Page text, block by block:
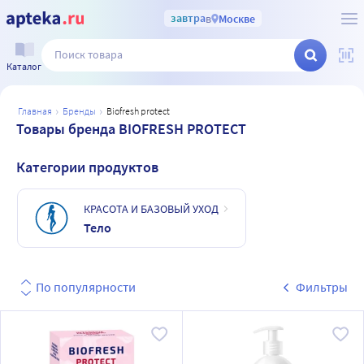
завтрав Москве
Каталог
главная бренды biofresh protect
Товары бренда BIOFRESH PROTECT
Категории продуктов
КРАСОТА И БАЗОВЫЙ УХОД
Тело
По популярности Фильтры